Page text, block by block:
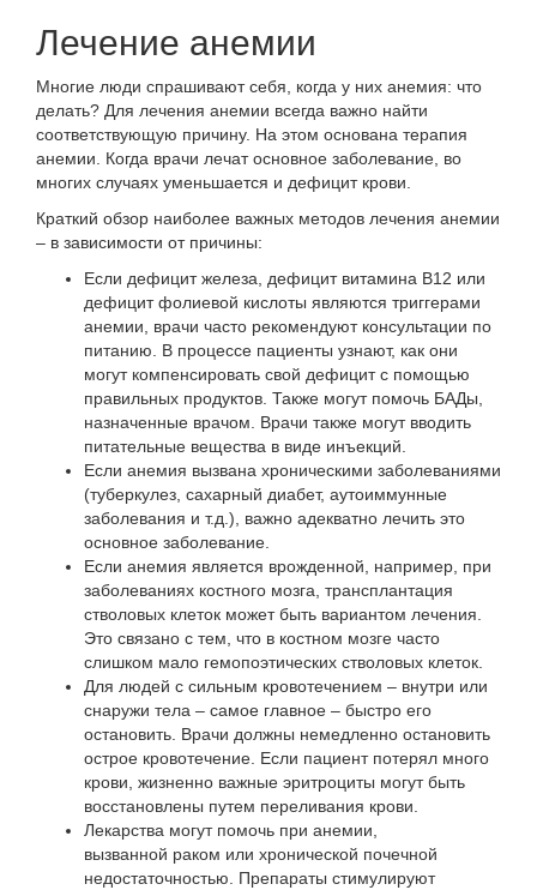
Лечение анемии
Многие люди спрашивают себя, когда у них анемия: что
делать? Для лечения анемии всегда важно найти
соответствующую причину. На этом основана терапия
анемии. Когда врачи лечат основное заболевание, во
многих случаях уменьшается и дефицит крови.
Краткий обзор наиболее важных методов лечения анемии
– в зависимости от причины:
Если дефицит железа, дефицит витамина B12 или
дефицит фолиевой кислоты являются триггерами
анемии, врачи часто рекомендуют консультации по
питанию. В процессе пациенты узнают, как они
могут компенсировать свой дефицит с помощью
правильных продуктов. Также могут помочь БАДы,
назначенные врачом. Врачи также могут вводить
питательные вещества в виде инъекций.
Если анемия вызвана хроническими заболеваниями
(туберкулез, сахарный диабет, аутоиммунные
заболевания и т.д.), важно адекватно лечить это
основное заболевание.
Если анемия является врожденной, например, при
заболеваниях костного мозга, трансплантация
стволовых клеток может быть вариантом лечения.
Это связано с тем, что в костном мозге часто
слишком мало гемопоэтических стволовых клеток.
Для людей с сильным кровотечением – внутри или
снаружи тела – самое главное – быстро его
остановить. Врачи должны немедленно остановить
острое кровотечение. Если пациент потерял много
крови, жизненно важные эритроциты могут быть
восстановлены путем переливания крови.
Лекарства могут помочь при анемии,
вызванной раком или хронической почечной
недостаточностью . Препараты стимулируют